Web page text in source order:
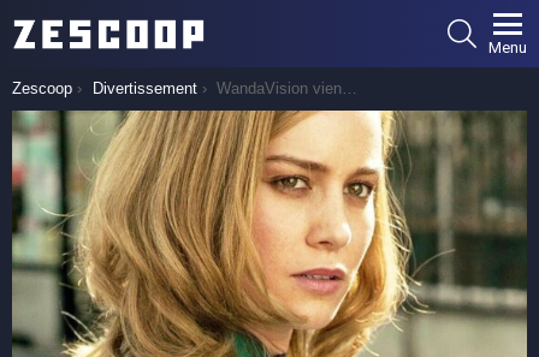
SEARCH
Menu
You are here:
Zescoop Divertissement WandaVision vient d’installer Captain Marvel 2 de manière significative